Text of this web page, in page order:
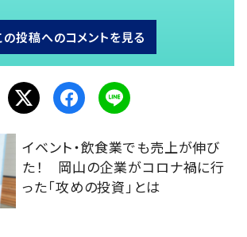
の投稿へのコメントを見る
イベント・飲食業でも売上が伸び
た！ 岡山の企業がコロナ禍に行
った「攻めの投資」とは